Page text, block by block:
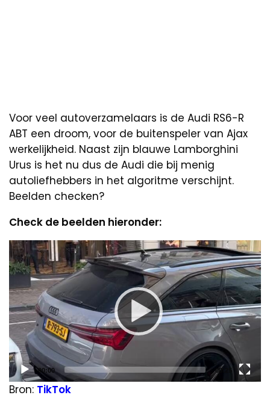
Voor veel autoverzamelaars is de Audi RS6-R
ABT een droom, voor de buitenspeler van Ajax
werkelijkheid. Naast zijn blauwe Lamborghini
Urus is het nu dus de Audi die bij menig
autoliefhebbers in het algoritme verschijnt.
Beelden checken?
Check de beelden hieronder:
Video
Player
Current
time
00:00
Total
duration
00:25
Bron: TikTok